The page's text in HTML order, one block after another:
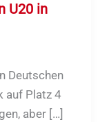
U20 in
Deutschen
auf Platz 4
aber […]